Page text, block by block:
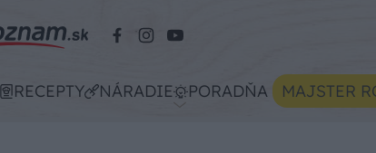
RECEPTY NÁRADIE PORADŇA MAJSTER